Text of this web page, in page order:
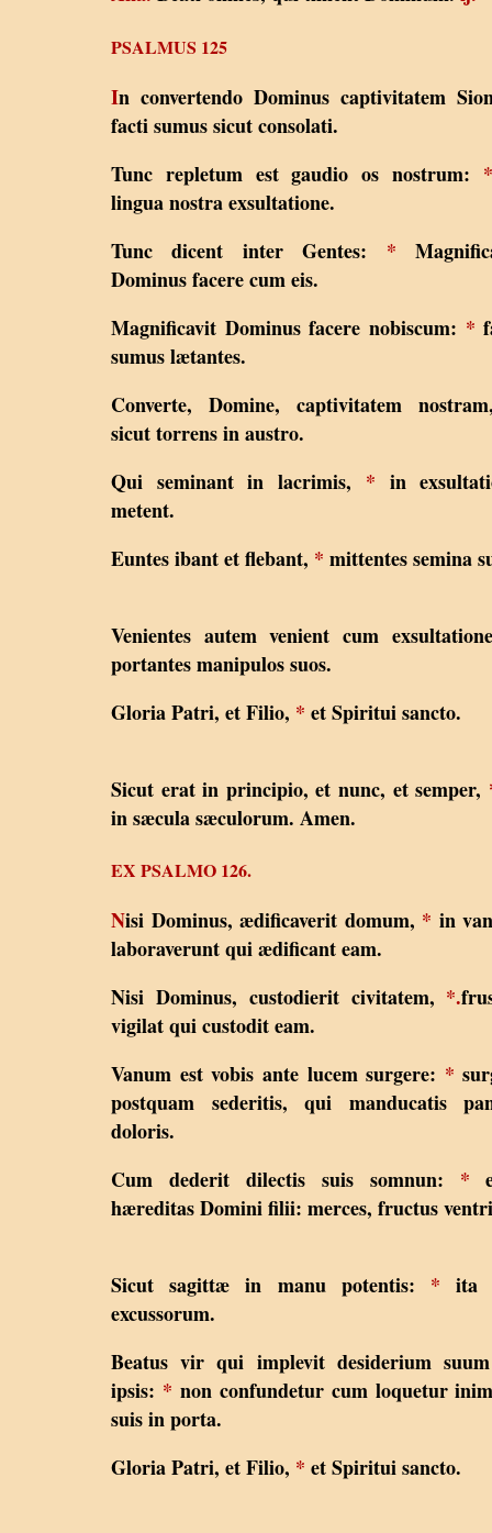
PSALMUS 125
In convertendo Dominus captivitatem
facti sumus sicut consolati.
Tunc repletum est gaudio os nostrum: *
lingua nostra exsultatione.
Tunc dicent inter Gentes: *
Dominus facere cum eis.
Magnificavit Dominus facere nobiscum: *
sumus lætantes.
Converte, Domine, captivitatem
sicut torrens in austro.
Qui seminant in lacrimis, * in
metent.
Euntes ibant et flebant, * mittentes semina
Venientes autem venient cum
portantes manipulos suos.
Gloria Patri, et Filio, * et Spiritui sancto.
Sicut erat in principio, et nunc, et semper,
in sæcula sæculorum. Amen.
EX PSALMO 126.
Nisi Dominus, ædificaverit domum, * in
laboraverunt qui ædificant eam.
Nisi Dominus, custodierit civitatem, *.
vigilat qui custodit eam.
Vanum est vobis ante lucem surgere: *
postquam sederitis, qui manducatis
doloris.
Cum dederit dilectis suis somnun: *
hæreditas Domini filii: merces, fructus
Sicut sagittæ in manu potentis: * ita
excussorum.
Beatus vir qui implevit desiderium
ipsis: * non confundetur cum loquetur
suis in porta.
Gloria Patri, et Filio, * et Spiritui sancto.